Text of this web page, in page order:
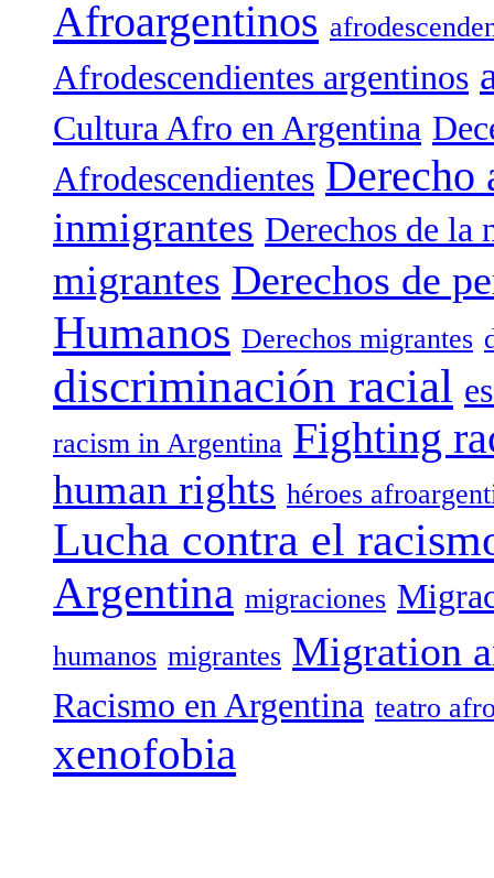
Afroargentinos
Afrodescendientes argentinos
Cultura Afro en Argentina
Afrodescendientes Derecho
inmigrantes Derechos de la
migrantes Derechos de
Humanos Derechos migrantes
discriminación racial
racism in Argentina Fighting
human rights héroes
Lucha contra el
Argentina migraciones
humanos migrantes Migration
Racismo en Argentina teatro
xenofobia